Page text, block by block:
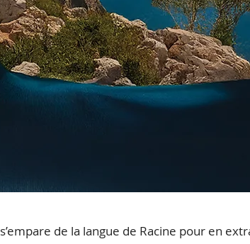
de la langue de Racine pour en